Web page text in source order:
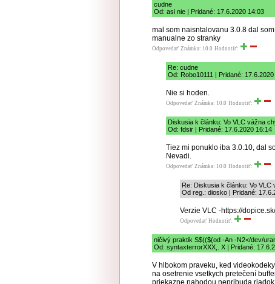
cudne
Od: asi nie | Pridané: 17.6.2020 14:03
mal som naisntalovanu 3.0.8 dal
manualne zo stranky
Odpovedať Známka: 10.0 Hodnotiť:
Re: cudne
Od: Robo10111 | Pridané:
Nie si hoden.
Odpovedať Známka: 10.0 Hodnotiť:
Diskusia k článku: Vo VLC vážna
Od: fdsir | Pridané: 17.6.2020 16:14
Tiez mi ponuklo iba 3.0.10, dal
Nevadi.
Odpovedať Známka: 10.0 Hodnotiť:
Re: Diskusia k článku: Vo VLC
Od reg.: diosko | Pridané:
Verzie VLC -https://
Odpovedať Hodnotiť:
ničivý praktik S$(($(od -An -N2</dev/
Od: syntaxterrorXXX,. X | Pridané:
V hlbokom praveku, ked
na osetrenie vsetkych pretečení
priekazne nahodou nepribuda